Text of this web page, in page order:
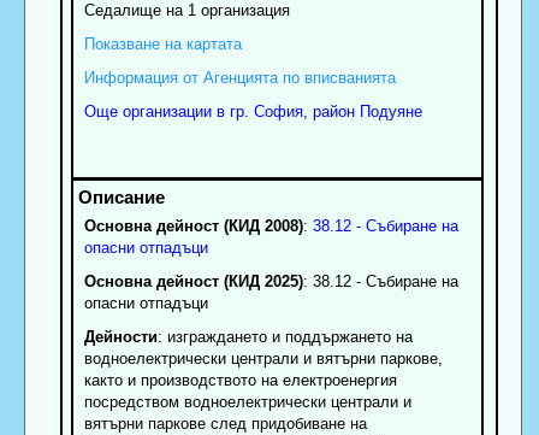
Седалище на 1 организация
Показване на картата
Информация от Агенцията по вписванията
Още организации в гр. София, район Подуяне
Основна дейност (КИД 2008): 38.12 - Събиране на
опасни отпадъци
Основна дейност (КИД 2025): 38.12 - Събиране на
опасни отпадъци
Дейности: изграждането и поддържането на
водноелектрически централи и вятърни паркове,
както и производството на електроенергия
посредством водноелектрически централи и
вятърни паркове след придобиване на